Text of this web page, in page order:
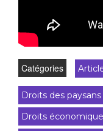
Catégories
Droits des paysans
Droits